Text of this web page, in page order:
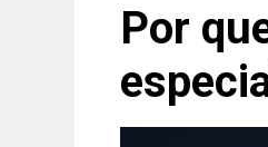
Por